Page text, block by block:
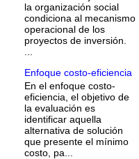
la organización social
condiciona al mecanismo
operacional de los
proyectos de inversión.
Enfoque costo-eficiencia
En el enfoque costo-
eficiencia, el objetivo de
la evaluación es
identificar aquella
alternativa de solución
que presente el mínimo
costo, pa...